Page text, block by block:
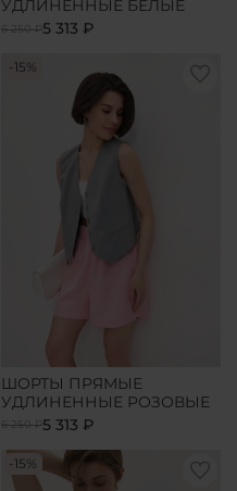
УДЛИНЕННЫЕ БЕЛЫЕ
6 250 ₽5 313 ₽
-15%
ШОРТЫ ПРЯМЫЕ
УДЛИНЕННЫЕ РОЗОВЫЕ
6 250 ₽5 313 ₽
-15%